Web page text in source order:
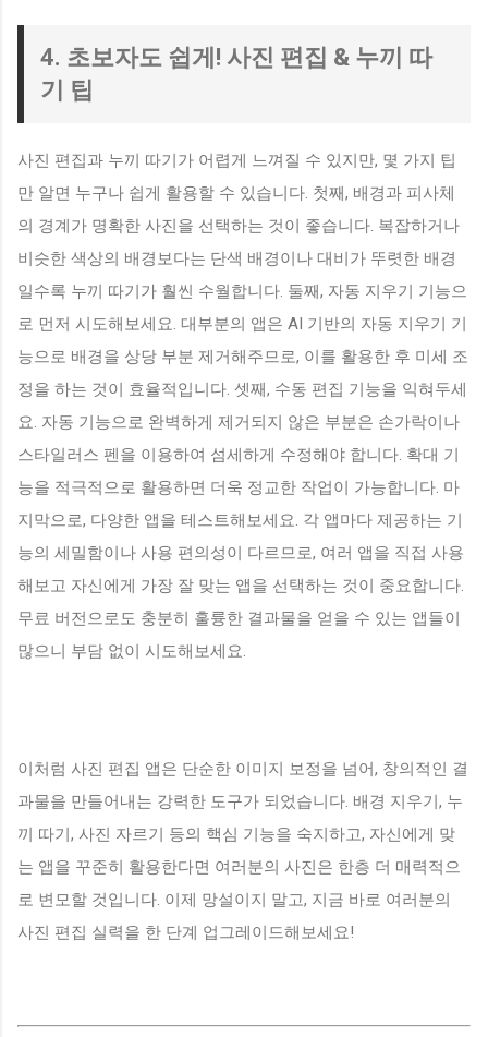
4. 초보자도 쉽게! 사진 편집 & 누끼 따
기 팁
사진 편집과 누끼 따기가 어렵게 느껴질 수 있지만, 몇 가지 팁
만 알면 누구나 쉽게 활용할 수 있습니다. 첫째, 배경과 피사체
의 경계가 명확한 사진을 선택하는 것이 좋습니다. 복잡하거나
비슷한 색상의 배경보다는 단색 배경이나 대비가 뚜렷한 배경
일수록 누끼 따기가 훨씬 수월합니다. 둘째, 자동 지우기 기능으
로 먼저 시도해보세요. 대부분의 앱은 AI 기반의 자동 지우기 기
능으로 배경을 상당 부분 제거해주므로, 이를 활용한 후 미세 조
정을 하는 것이 효율적입니다. 셋째, 수동 편집 기능을 익혀두세
요. 자동 기능으로 완벽하게 제거되지 않은 부분은 손가락이나
스타일러스 펜을 이용하여 섬세하게 수정해야 합니다. 확대 기
능을 적극적으로 활용하면 더욱 정교한 작업이 가능합니다. 마
지막으로, 다양한 앱을 테스트해보세요. 각 앱마다 제공하는 기
능의 세밀함이나 사용 편의성이 다르므로, 여러 앱을 직접 사용
해보고 자신에게 가장 잘 맞는 앱을 선택하는 것이 중요합니다.
무료 버전으로도 충분히 훌륭한 결과물을 얻을 수 있는 앱들이
많으니 부담 없이 시도해보세요.
이처럼 사진 편집 앱은 단순한 이미지 보정을 넘어, 창의적인 결
과물을 만들어내는 강력한 도구가 되었습니다. 배경 지우기, 누
끼 따기, 사진 자르기 등의 핵심 기능을 숙지하고, 자신에게 맞
는 앱을 꾸준히 활용한다면 여러분의 사진은 한층 더 매력적으
로 변모할 것입니다. 이제 망설이지 말고, 지금 바로 여러분의
사진 편집 실력을 한 단계 업그레이드해보세요!